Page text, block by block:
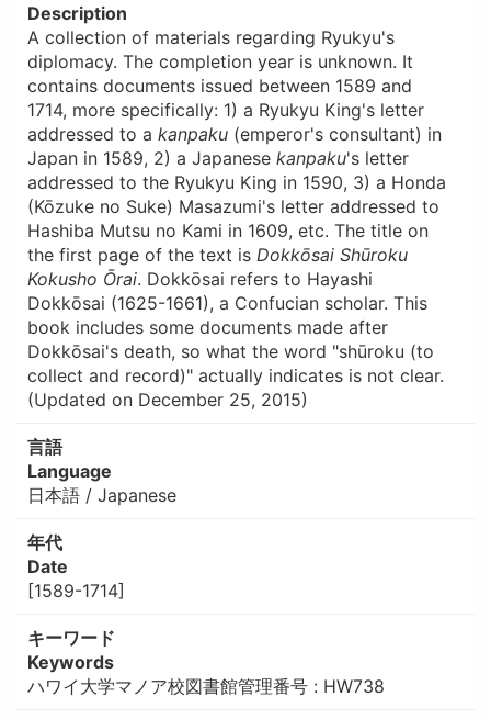
Description
A collection of materials regarding Ryukyu's
diplomacy. The completion year is unknown. It
contains documents issued between 1589 and
1714, more specifically: 1) a Ryukyu King's letter
addressed to a kanpaku(emperor's consultant) in
Japan in 1589, 2) a Japanese kanpaku's letter
addressed to the Ryukyu King in 1590, 3) a Honda
(Kōzuke no Suke) Masazumi's letter addressed to
Hashiba Mutsu no Kami in 1609, etc. The title on
the first page of the text is Dokkōsai Shūroku
Kokusho Ōrai. Dokkōsai refers to Hayashi
Dokkōsai (1625-1661), a Confucian scholar. This
book includes some documents made after
Dokkōsai's death, so what the word "shūroku (to
collect and record)" actually indicates is not clear.
(Updated on December 25, 2015)
言語
Language
日本語 / Japanese
年代
Date
[1589-1714]
キーワード
Keywords
ハワイ大学マノア校図書館管理番号 : HW738